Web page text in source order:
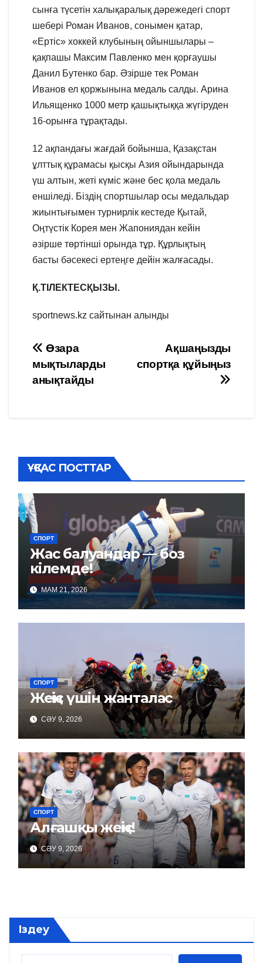
сынға түсетін халықаралық дәрежедегі спорт
шебері Роман Иванов, сонымен қатар,
«Ертіс» хоккей клубының ойыншылары –
қақпашы Максим Павленко мен қорғаушы
Данил Бутенко бар. Әзірше тек Роман
Иванов ел қоржынына медаль салды. Арина
Ильященко 1000 метр қашықтыққа жүгіруден
16-орынға тұрақтады.
12 ақпандағы жағдай бойынша, Қазақстан
ұлттық құрамасы қысқы Азия ойындарында
үш алтын, жеті күміс және бес қола медаль
еншіледі. Біздің спортшылар осы медальдар
жиынтығымен турнирлік кестеде Қытай,
Оңтүстік Корея мен Жапониядан кейін
әзірше төртінші орында тұр. Құрлықтың
басты бәсекесі ертеңге дейін жалғасады.
Қ.ТІЛЕКТЕСҚЫЗЫ.
sportnews.kz сайтынан алынды
Навигация
по
Ақшаңызды
спортқа құйыңыз
Өзара
мықтыларды
анықтайды
ҰҚСАС ПОСТТАР
СПОРТ
Жас балуандар — боз
кілемде!
МАМ 21, 2026
СПОРТ
Жеңіс үшін жанталас
СӘУ 9, 2026
СПОРТ
Алғашқы жеңіс!
СӘУ 9, 2026
Іздеу